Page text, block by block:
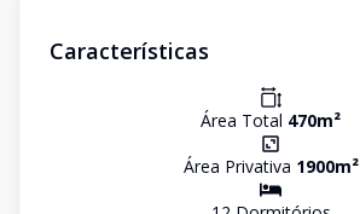
Características
Área Total 470m²
Área Privativa 1900m²